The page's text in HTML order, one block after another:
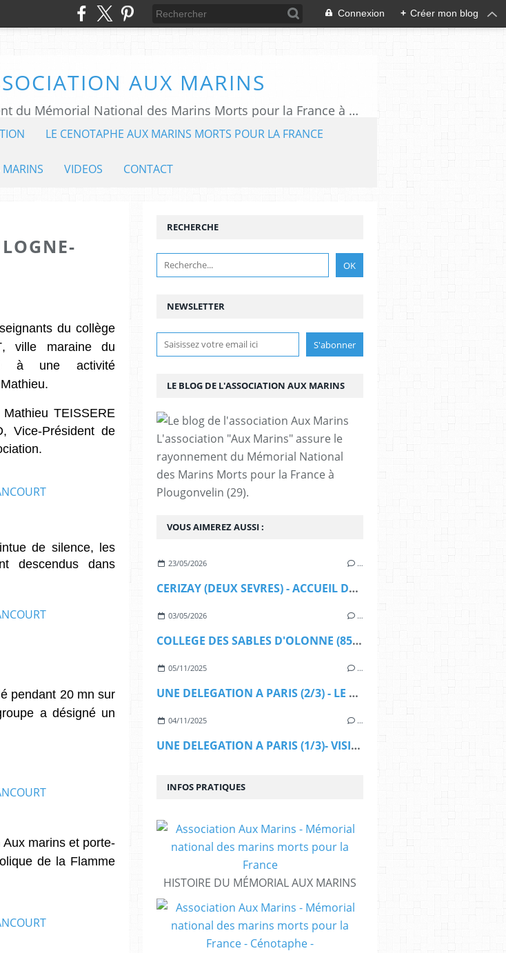
Connexion + Créer mon blog
AUX MARINS
L'association "Aux Marins" assure le rayonnement du Mémorial National des Marins Morts pour la France à Plougonvelin (29).
LE CENOTAPHE AUX MARINS MORTS POUR LA FRANCE
VIDEOS CONTACT
du collège
ville maraine du
à une activité
TEISSERE
Vice-Président de
de silence, les
descendus dans
pendant 20 mn sur
a désigné un
marins et porte-
de la Flamme
NEWSLETTER
RECHERCHE
LE BLOG DE L'ASSOCIATION AUX MARINS
L'association "Aux Marins" assure le
rayonnement du Mémorial National
des Marins Morts pour la France à
Plougonvelin (29).
VOUS AIMEREZ AUSSI :
23/05/2026 …
CERIZAY (DEUX SEVRES) - ACCUEIL DE LA CLASSE DEFENSE DU COLLEGE GEORGES CLEMENCEAU
03/05/2026 …
COLLEGE DES SABLES D'OLONNE (85) - CLASSE DEFENSE - 28 AVRIL 2026
05/11/2025 …
UNE DELEGATION A PARIS (2/3) - LE MONUMENT AUX MORTS POUR LA FRANCE EN OPERATIONS EXTERIEURES
04/11/2025 …
UNE DELEGATION A PARIS (1/3)- VISITE DU MONT VALERIEN
INFOS PRATIQUES
HISTOIRE DU MÉMORIAL AUX MARINS